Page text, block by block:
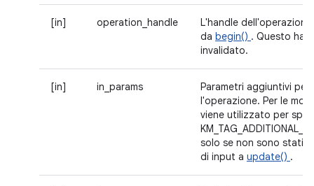
[in] operation_handle
L'handle
da begin() . Questo
invalidato.
[in] in_params
Parametri aggiuntivi per
l'operazione. Per le
viene utilizzato per
solo se non sono stati
di input a update() .